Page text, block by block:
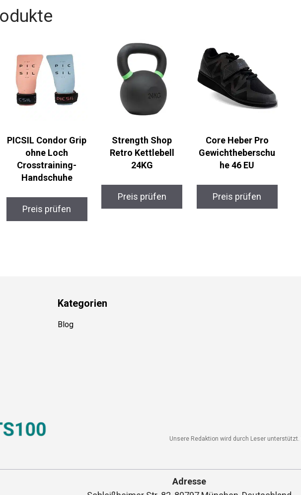
PICSIL Condor Grip
ohne Loch
Crosstraining-
Handschuhe
Preis prüfen
Strength Shop
Retro Kettlebell
24KG
Preis prüfen
Core Heber Pro
Gewichtheberschu
he 46 EU
Preis prüfen
Kategorien
Blog
Unsere Redaktion wird durch Leser unterstützt.
Adresse
Schleißheimer Str. 82, 80797 München, Deutschland